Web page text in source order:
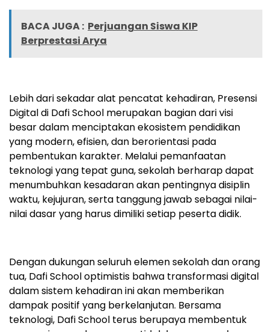
BACA JUGA : Perjuangan Siswa KIP
Berprestasi Arya
Lebih dari sekadar alat pencatat kehadiran, Presensi
Digital di Dafi School merupakan bagian dari visi
besar dalam menciptakan ekosistem pendidikan
yang modern, efisien, dan berorientasi pada
pembentukan karakter. Melalui pemanfaatan
teknologi yang tepat guna, sekolah berharap dapat
menumbuhkan kesadaran akan pentingnya disiplin
waktu, kejujuran, serta tanggung jawab sebagai nilai-
nilai dasar yang harus dimiliki setiap peserta didik.
Dengan dukungan seluruh elemen sekolah dan orang
tua, Dafi School optimistis bahwa transformasi digital
dalam sistem kehadiran ini akan memberikan
dampak positif yang berkelanjutan. Bersama
teknologi, Dafi School terus berupaya membentuk